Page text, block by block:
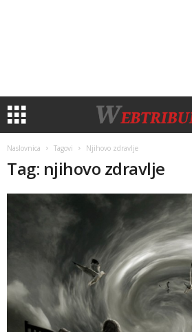
Naslovnica Tagovi Njihovo zdravlje
Tag: njihovo zdravlje